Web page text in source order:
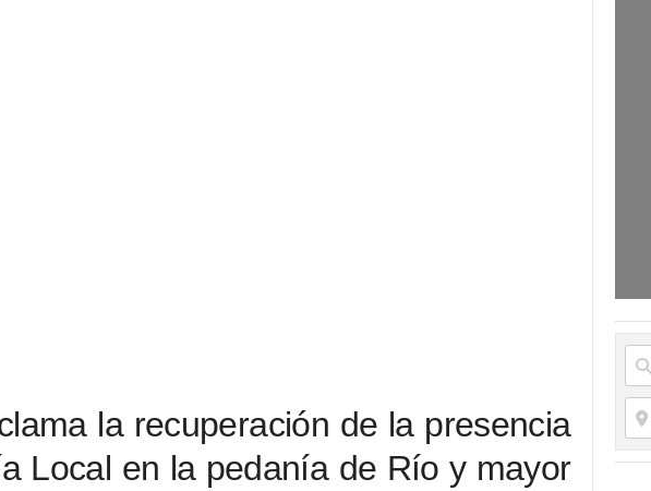
la recuperación de la presencia
Local en la pedanía de Río y mayor